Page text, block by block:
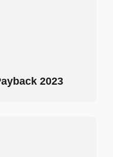
2023